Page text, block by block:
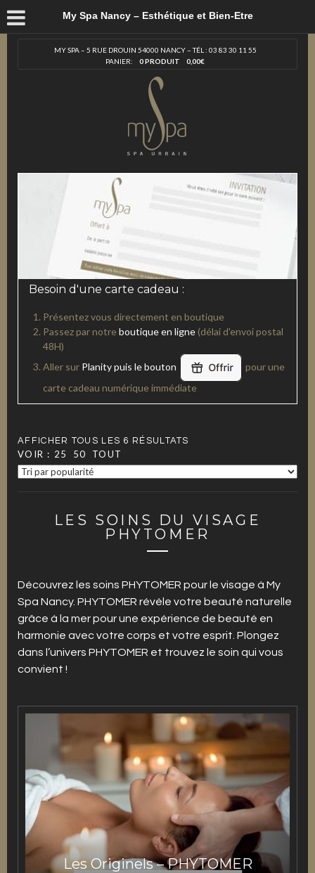
My Spa Nancy – Esthétique et Bien-Etre
MY SPA – 5 RUE DROUIN 54000 NANCY – TÉL : 03 83 30 11 55
PANIER:
0 PRODUIT 0,00€
Besoin d'une carte cadeau :
Présentez vous directement en boutique
Passez par notre boutique en ligne (délai d'envoi postal
48H)
Aller sur Planity puis le bouton
pour une
carte cadeau numérique immédiate
AFFICHER TOUS LES 6 RÉSULTATS
VOIR : 25 50 TOUT
LES SOINS DU VISAGE
PHYTOMER
Découvrez les soins PHYTOMER pour le visage à My
Spa Nancy. PHYTOMER révèle votre beauté naturelle
grâce à la mer pour une expérience de beauté en
harmonie avec votre corps et votre esprit. Plongez
dans l’univers PHYTOMER et trouvez le soin qui vous
convient !
Les Originels – PHYTOMER